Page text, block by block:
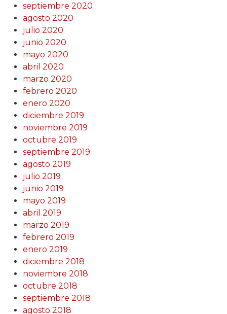
septiembre 2020
agosto 2020
julio 2020
junio 2020
mayo 2020
abril 2020
marzo 2020
febrero 2020
enero 2020
diciembre 2019
noviembre 2019
octubre 2019
septiembre 2019
agosto 2019
julio 2019
junio 2019
mayo 2019
abril 2019
marzo 2019
febrero 2019
enero 2019
diciembre 2018
noviembre 2018
octubre 2018
septiembre 2018
agosto 2018